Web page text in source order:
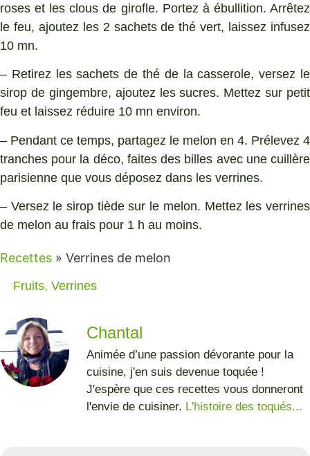
roses et les clous de girofle. Portez à ébullition. Arrêtez
le feu, ajoutez les 2 sachets de thé vert, laissez infusez
10 mn.
– Retirez les sachets de thé de la casserole, versez le
sirop de gingembre, ajoutez les sucres. Mettez sur petit
feu et laissez réduire 10 mn environ.
– Pendant ce temps, partagez le melon en 4. Prélevez 4
tranches pour la déco, faites des billes avec une cuillère
parisienne que vous déposez dans les verrines.
– Versez le sirop tiède sur le melon. Mettez les verrines
de melon au frais pour 1 h au moins.
Recettes » Verrines de melon
Fruits, Verrines
Chantal
Animée d’une passion dévorante pour la
cuisine, j'en suis devenue toquée !
J'espère que ces recettes vous donneront
l'envie de cuisiner. L'histoire des toqués...